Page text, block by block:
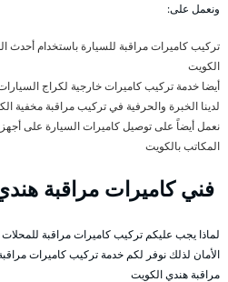
ونعمل على:
تركيب كاميرات مراقبة للسيارة باستخدام أحدث
الكويت
أيضا خدمة تركيب كاميرات خارجية لكراج
لدينا الخبرة والحرفية في تركيب مراقبة مخفية
نعمل أيضاً على توصيل كاميرات السيارة على
المكاتب بالكويت
فني كاميرات مراقبة
لماذا يجب عليكم تركيب كاميرات مراقبة
الأمان لذلك نوفر لكم خدمة تركيب كاميرات
مراقبة هندي الكويت